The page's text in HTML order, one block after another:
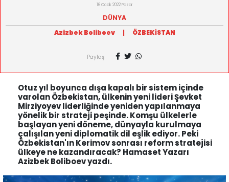
16 Ocak 2022 Pazar
DÜNYA
Azizbek Boliboev
| ÖZBEKİSTAN
Paylaş
Otuz yıl boyunca dışa kapalı bir sistem içinde
varolan Özbekistan, ülkenin yeni lideri Şevket
Mirziyoyev liderliğinde yeniden yapılanmaya
yönelik bir strateji peşinde. Komşu ülkelerle
başlayan yeni döneme, dünyayla kurulmaya
çalışılan yeni diplomatik dil eşlik ediyor. Peki
Özbekistan'ın Kerimov sonrası reform stratejisi
ülkeye ne kazandıracak? Hamaset Yazarı
Azizbek Boliboev yazdı.